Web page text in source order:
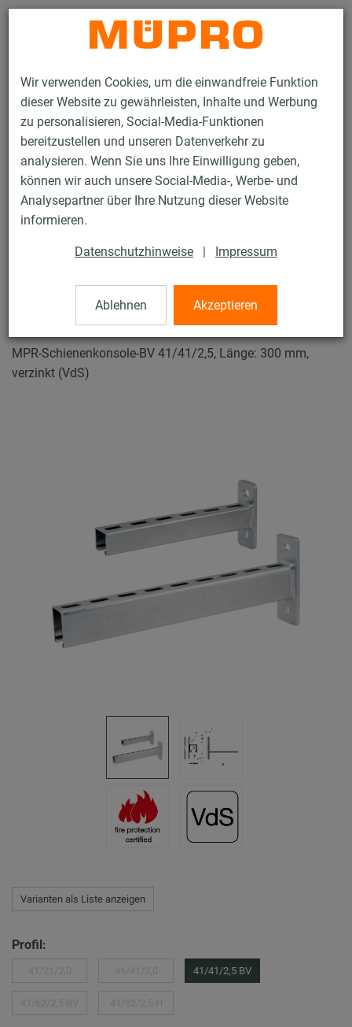
Wir verwenden Cookies, um die einwandfreie Funktion
dieser Website zu gewährleisten, Inhalte und Werbung
zu personalisieren, Social-Media-Funktionen
bereitzustellen und unseren Datenverkehr zu
analysieren. Wenn Sie uns Ihre Einwilligung geben,
können wir auch unsere Social-Media-, Werbe- und
Analysepartner über Ihre Nutzung dieser Website
informieren.
Datenschutzhinweise | Impressum
Ablehnen Akzeptieren
Kontakt
Produkte Befestigungstechnik
Lüftungsbefestigung
Installationsschienen für die Lüftungsbefestigung
MPR-Systemschienen (leichter bis mittlerer Lastbereich)
MPR-Schienenkonsolen
7 / 64
MPR-Schienenkonsolen
MPR-Schienenkonsole-BV 41/41/2,5, Länge: 300 mm,
verzinkt (VdS)
Varianten als Liste anzeigen
Profil:
41/41/2,5 BV